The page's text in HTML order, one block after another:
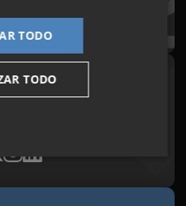
en redes
cualquier medio
TODO
TODO